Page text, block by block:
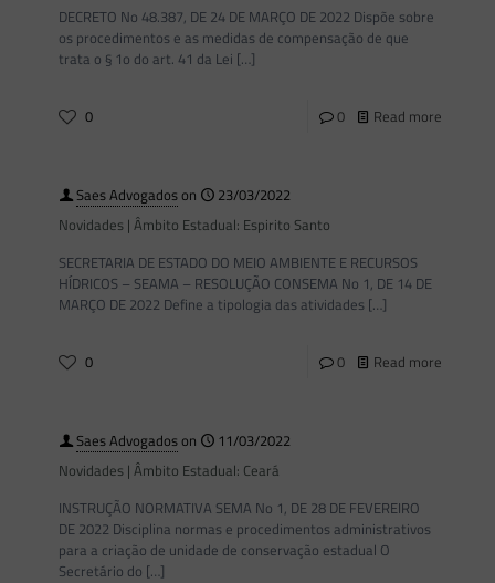
DECRETO No 48.387, DE 24 DE MARÇO DE 2022 Dispõe sobre
os procedimentos e as medidas de compensação de que
trata o § 1o do art. 41 da Lei […]
0 0 Read more
Saes Advogadoson
23/03/2022
Novidades | Âmbito Estadual: Espirito Santo
SECRETARIA DE ESTADO DO MEIO AMBIENTE E RECURSOS
HÍDRICOS – SEAMA – RESOLUÇÃO CONSEMA No 1, DE 14 DE
MARÇO DE 2022 Define a tipologia das atividades […]
0 0 Read more
Saes Advogadoson
11/03/2022
Novidades | Âmbito Estadual: Ceará
INSTRUÇÃO NORMATIVA SEMA No 1, DE 28 DE FEVEREIRO
DE 2022 Disciplina normas e procedimentos administrativos
para a criação de unidade de conservação estadual O
Secretário do […]